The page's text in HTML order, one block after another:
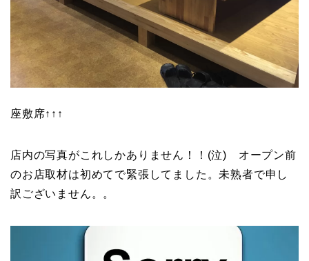
座敷席↑↑↑
店内の写真がこれしかありません！！(泣) オープン前
のお店取材は初めてで緊張してました。未熟者で申し
訳ございません。。